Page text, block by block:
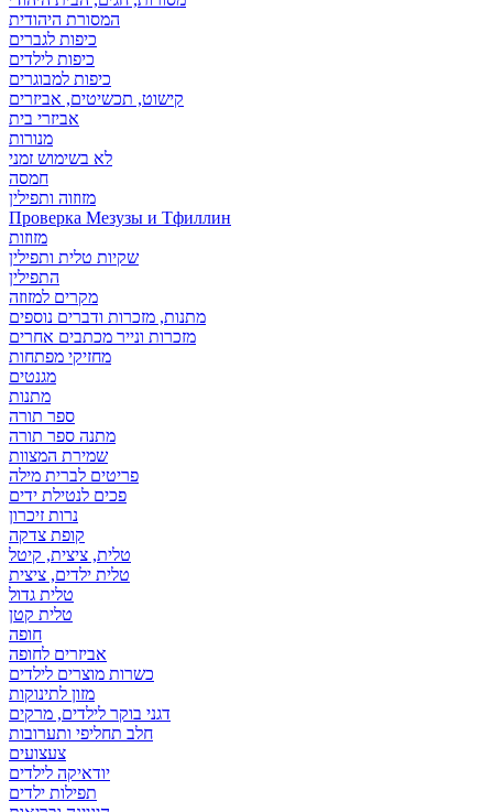
המסורת היהודית
כיפות לגברים
כיפות לילדים
כיפות למבוגרים
קישוט, תכשיטים, אביזרים
אביזרי בית
מנורות
לא בשימוש זמני
חמסה
מזוזוה ותפילין
Проверка Мезузы и Тфиллин
מזוזות
שקיות טלית ותפילין
התפילין
מקרים למזוזה
מתנות, מזכרות ודברים נוספים
מזכרות ונייר מכתבים אחרים
מחזיקי מפתחות
מגנטים
מתנות
ספר תורה
מתנה ספר תורה
שמירת המצוות
פריטים לברית מילה
פכים לנטילת ידים
נרות זיכרון
קופת צדקה
טלית, ציצית, קיטל
טלית ילדים, ציצית
טלית גדול
טלית קטן
אביזרים לחופה
כשרות מוצרים לילדים
מזון לתינוקות
דגני בוקר לילדים, מרקים
חלב תחליפי ותערובות
צעצועים
יודאיקה לילדים
תפילות ילדים